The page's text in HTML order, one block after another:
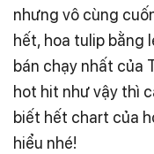
nhưng vô cùng
hết, hoa tulip bằng
bán chạy nhất của
hot hit như vậy thì
biết hết chart của
hiểu nhé!